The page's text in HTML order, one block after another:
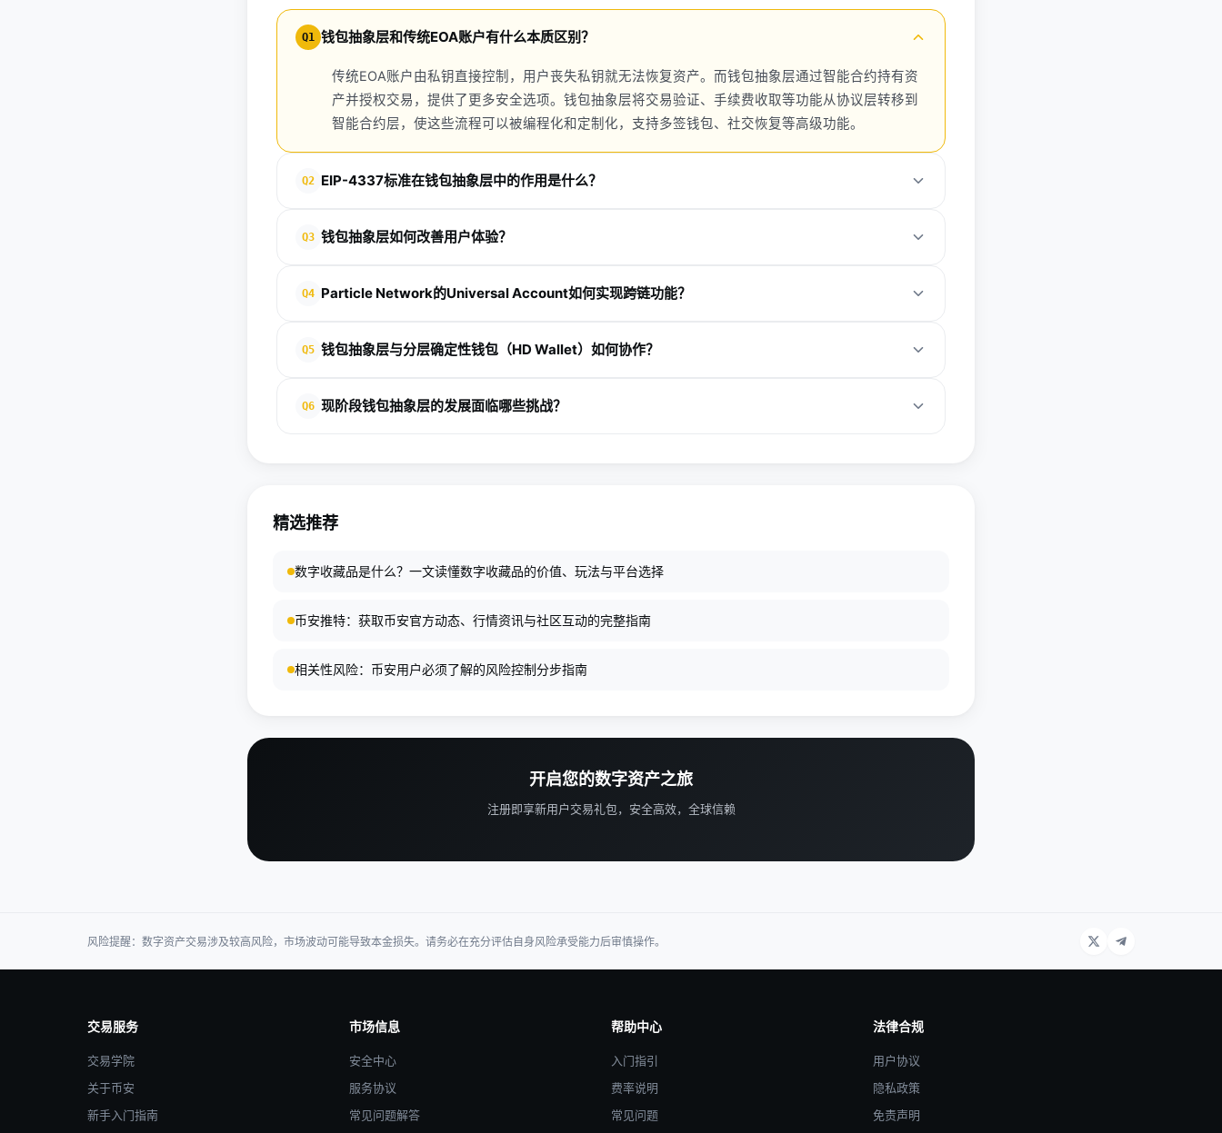
Q1 钱包抽象层和传统EOA账户有什么本质区别？
传统EOA账户由私钥直接控制，用户丧失私钥就无法恢复资产。而钱包抽象层通过智能合约持有资
产并授权交易，提供了更多安全选项。钱包抽象层将交易验证、手续费收取等功能从协议层转移到
智能合约层，使这些流程可以被编程化和定制化，支持多签钱包、社交恢复等高级功能。
Q2 EIP-4337标准在钱包抽象层中的作用是什么？
Bundler、Entry Point等核心组件，规范了用户操作从签名、打包到执行的完整流程，为钱包抽象层提供了通用
Q3 钱包抽象层如何改善用户体验？
无需理解私钥、助记词等复杂概念，就能安全地管理数字资产。此外，社交恢复等功能提升了账户安全性，减
Q4 Particle Network的Universal Account如何实现跨链功能？
统一。用户可以在任何区块链上存款和使用资金，跨链应用程序的用户体验类似于与单一链交互，Particle
Q5 钱包抽象层与分层确定性钱包（HD Wallet）如何协作？
时，用户既能获得HD Wallet的多密钥管理便利，又能享受钱包抽象层提供的智能合约安全性和高级功能，实现
Q6 现阶段钱包抽象层的发展面临哪些挑战？
精选推荐
数字收藏品是什么？一文读懂数字收藏品的价值、玩法与平台选择
币安推特：获取币安官方动态、行情资讯与社区互动的完整指南
相关性风险：币安用户必须了解的风险控制分步指南
开启您的数字资产之旅
注册即享新用户交易礼包，安全高效，全球信赖
风险提醒：数字资产交易涉及较高风险，市场波动可能导致本金损失。请务必在充分评估自身风险承受能力后审慎操作。
交易服务
交易学院
关于币安
新手入门指南
市场信息
安全中心
服务协议
常见问题解答
帮助中心
入门指引
费率说明
常见问题
法律合规
用户协议
隐私政策
免责声明